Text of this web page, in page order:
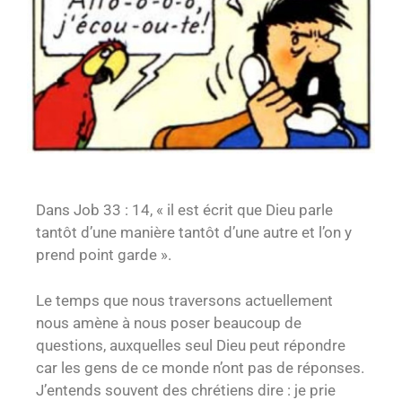
Dans Job 33 : 14, « il est écrit que Dieu parle
tantôt d’une manière tantôt d’une autre et l’on y
prend point garde ».
Le temps que nous traversons actuellement
nous amène à nous poser beaucoup de
questions, auxquelles seul Dieu peut répondre
car les gens de ce monde n’ont pas de réponses.
J’entends souvent des chrétiens dire : je prie